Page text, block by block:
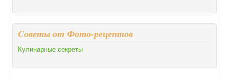
Cоветы от Фото-рецептов
Кулинарные секреты